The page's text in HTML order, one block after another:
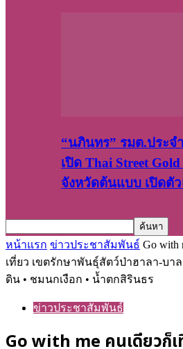
“นภินทร” รมต.ประ
เปิด Thai Street
จังหวัดต้นแบบ เปิดตั
หน้าแรก ข่าวประชาสัมพันธ์ Go with
เที่ยว เขตรักษาพันธุ์สัตว์ป่าฮาลา-บา
ดิน • ชมนกเงือก • น้ำตกสิรินธร
ข่าวประชาสัมพันธ์
Go with me คนเดียวก็เ